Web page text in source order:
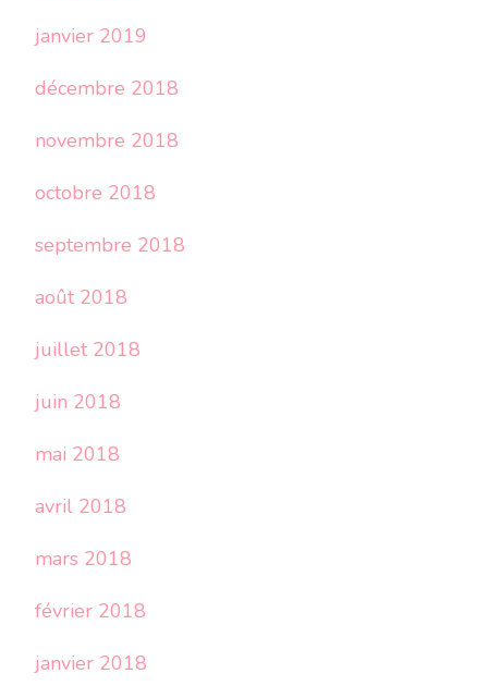
janvier 2019
décembre 2018
novembre 2018
octobre 2018
septembre 2018
août 2018
juillet 2018
juin 2018
mai 2018
avril 2018
mars 2018
février 2018
janvier 2018